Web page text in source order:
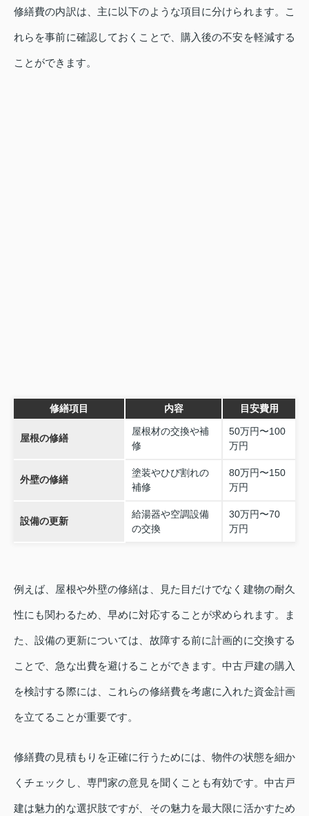
修繕費の内訳は、主に以下のような項目に分けられます。こ
れらを事前に確認しておくことで、購入後の不安を軽減する
ことができます。
修繕項目 内容 目安費用
屋根の修繕
屋根材の交換や補
修
50万円〜100
万円
外壁の修繕
塗装やひび割れの
補修
80万円〜150
万円
設備の更新
給湯器や空調設備
の交換
30万円〜70
万円
例えば、屋根や外壁の修繕は、見た目だけでなく建物の耐久
性にも関わるため、早めに対応することが求められます。ま
た、設備の更新については、故障する前に計画的に交換する
ことで、急な出費を避けることができます。中古戸建の購入
を検討する際には、これらの修繕費を考慮に入れた資金計画
を立てることが重要です。
修繕費の見積もりを正確に行うためには、物件の状態を細か
くチェックし、専門家の意見を聞くことも有効です。中古戸
建は魅力的な選択肢ですが、その魅力を最大限に活かすため